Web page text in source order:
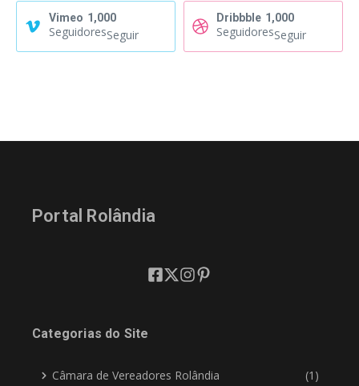
Vimeo 1,000
SeguidoresSeguir
Dribbble 1,000
SeguidoresSeguir
Portal Rolândia
Categorias do Site
Câmara de Vereadores Rolândia (1)